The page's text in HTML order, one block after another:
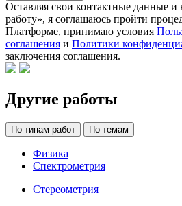
Оставляя свои контактные данные и
работу», я соглашаюсь пройти
Платформе, принимаю условия
соглашения и Политики
заключения соглашения.
Другие работы
По типам работ По темам
Физика
Спектрометрия
Стереометрия